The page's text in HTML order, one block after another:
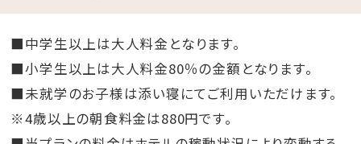
■中学生以上は大人料金となります。
■小学生以上は大人料金80％の金額となります。
■未就学のお子様は添い寝にてご利用いただけます。
※4歳以上の朝食料金は880円です。